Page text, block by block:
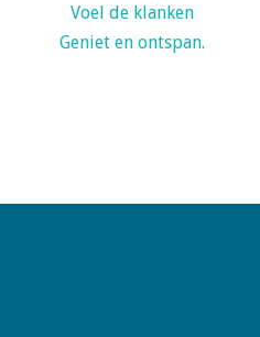
Voel de klanken
Geniet en ontspan.